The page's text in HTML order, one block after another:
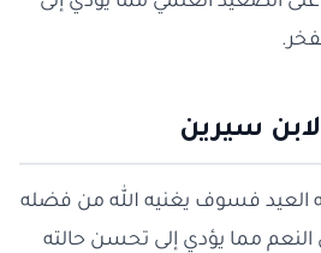
سيرين
العيد فسوف يغنيه الله من فضله
مما يؤدي إلى تحسن حالته